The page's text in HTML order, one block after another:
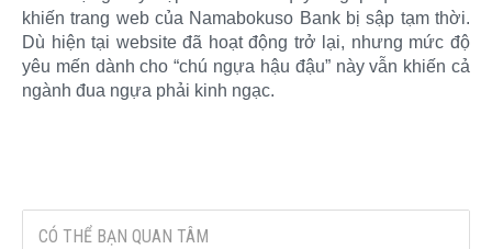
khiến trang web của Namabokuso Bank bị sập tạm thời.
Dù hiện tại website đã hoạt động trở lại, nhưng mức độ
yêu mến dành cho “chú ngựa hậu đậu” này vẫn khiến cả
ngành đua ngựa phải kinh ngạc.​
CÓ THỂ BẠN QUAN TÂM